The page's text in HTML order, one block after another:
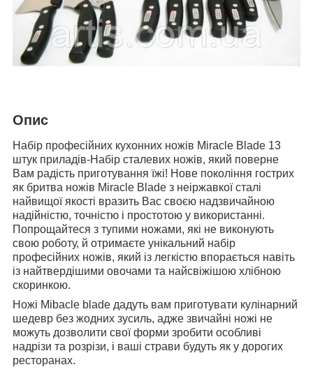
Опис
Набір професійних кухонних ножів Miracle Blade 13
штук приладів-Набір сталевих ножів, який поверне
Вам радість приготування їжі! Нове покоління гострих
як бритва ножів Miracle Blade з неіржавкої сталі
найвищої якості вразить Вас своєю надзвичайною
надійністю, точністю і простотою у використанні.
Попрощайтеся з тупими ножами, які не виконують
свою роботу, й отримаєте унікальний набір
професійних ножів, який із легкістю впорається навіть
із найтвердішими овочами та найсвіжішою хлібною
скоринкою.
Ножі Mibacle blade дадуть вам приготувати кулінарний
шедевр без жодних зусиль, адже звичайні ножі не
можуть дозволити свої форми зробити особливі
надрізи та розрізи, і ваші страви будуть як у дорогих
ресторанах.